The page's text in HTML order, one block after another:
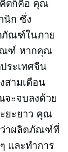
ดก็คือ คุณ
นิก ซึ่ง
ภัณฑ์ในภาย
ณฑ์ หากคุณ
ระเทศจีน
สามเดือน
จะจบลงด้วย
ยะยาว คุณ
ว่าผลิตภัณฑ์ที่
และทำการ